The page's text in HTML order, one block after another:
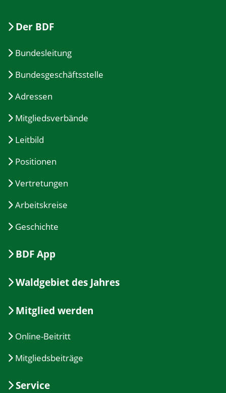
Der BDF
Bundesleitung
Bundesgeschäftsstelle
Adressen
Mitgliedsverbände
Leitbild
Positionen
Vertretungen
Arbeitskreise
Geschichte
BDF App
Waldgebiet des Jahres
Mitglied werden
Online-Beitritt
Mitgliedsbeiträge
Service